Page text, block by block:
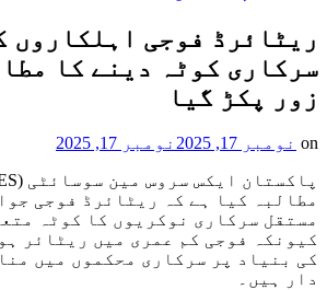
ریٹائرڈ فوجی اہلکاروں
سرکاری کوٹہ دینے کا
زور پکڑ گیا
on نومبر 17, 2025
نومبر 17, 2025
مطالبہ کیا ہے کہ ریٹائرڈ فوجی
مستقل سرکاری نوکریوں کا کوٹہ
کیونکہ فوجی کم عمری میں ریٹائر
کی بنیاد پر سرکاری محکموں میں
دار ہیں۔